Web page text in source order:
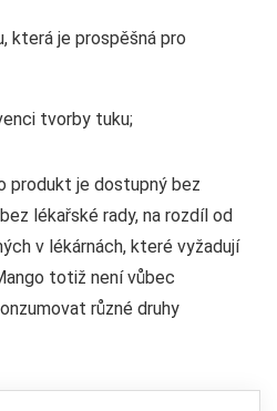
která je prospěšná pro
tvorby tuku;
produkt je dostupný bez
lékařské rady, na rozdíl od
v lékárnách, které vyžadují
totiž není vůbec
různé druhy